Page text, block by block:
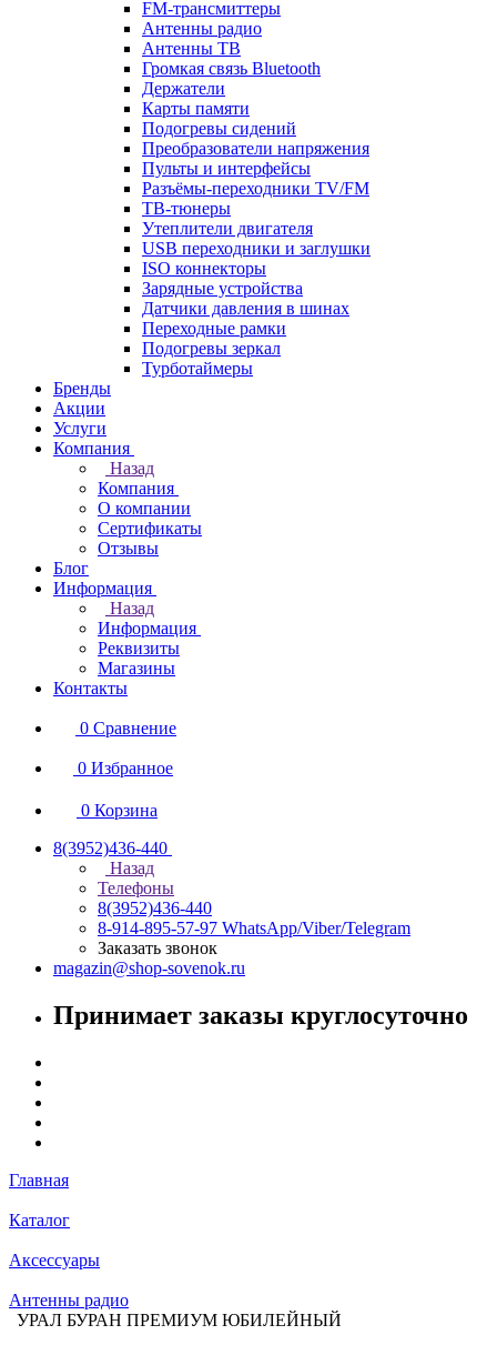
FM-трансмиттеры
Антенны радио
Антенны ТВ
Громкая связь Bluetooth
Держатели
Карты памяти
Подогревы сидений
Преобразователи напряжения
Пульты и интерфейсы
Разъёмы-переходники TV/FM
ТВ-тюнеры
Утеплители двигателя
USB переходники и заглушки
ISO коннекторы
Зарядные устройства
Датчики давления в шинах
Переходные рамки
Подогревы зеркал
Турботаймеры
Бренды
Акции
Услуги
Компания
Назад
Компания
О компании
Сертификаты
Отзывы
Блог
Информация
Назад
Информация
Реквизиты
Магазины
Контакты
0 Сравнение
0 Избранное
0 Корзина
8(3952)436-440
Назад
Телефоны
8(3952)436-440
8-914-895-57-97 WhatsApp/Viber/Telegram
Заказать звонок
magazin@shop-sovenok.ru
Принимает заказы круглосуточно
Главная
Каталог
Аксессуары
Антенны радио
УРАЛ БУРАН ПРЕМИУМ ЮБИЛЕЙНЫЙ